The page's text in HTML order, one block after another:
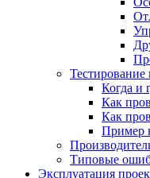
Когда и
Как
Как
Пример
Типовые
Эксплуатация